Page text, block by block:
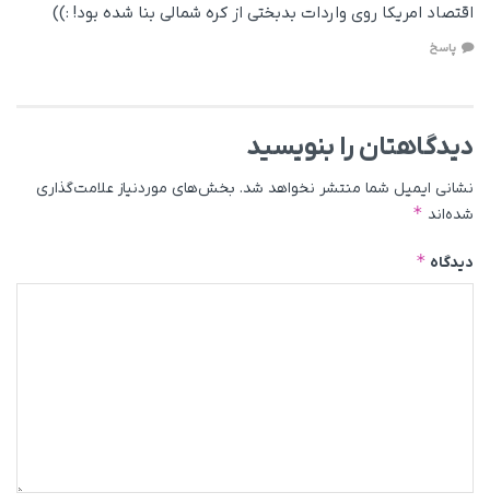
اقتصاد امریکا روی واردات بدبختی از کره شمالی بنا شده بود! :))
پاسخ
دیدگاهتان را بنویسید
نشانی ایمیل شما منتشر نخواهد شد. بخش‌های موردنیاز علامت‌گذاری
شده‌اند *
دیدگاه *